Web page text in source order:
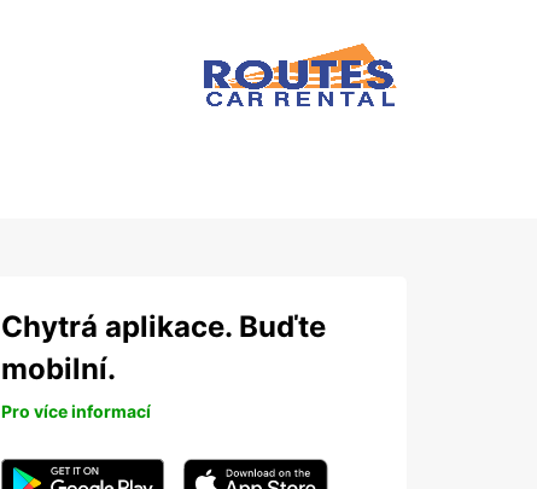
Chytrá aplikace. Buďte
mobilní.
Pro více informací